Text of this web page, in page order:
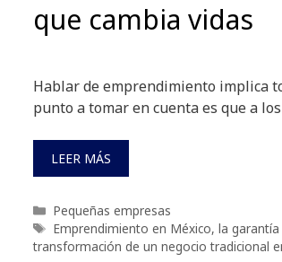
que cambia vidas
Hablar de emprendimiento implica
punto a tomar en cuenta es que a
LEER MÁS
Categorías
Pequeñas empresas
Etiquetas
Emprendimiento en México, la
transformación de un negocio tradicional